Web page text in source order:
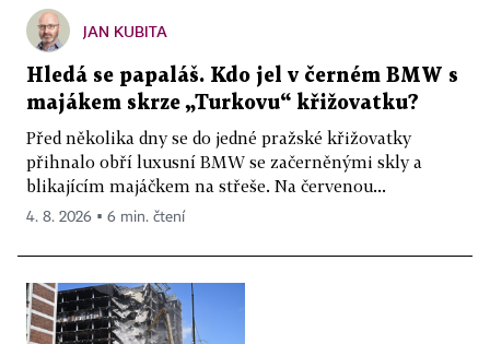
JAN KUBITA
Hledá se papaláš. Kdo jel v černém BMW s
majákem skrze „Turkovu“ křižovatku?
Před několika dny se do jedné pražské křižovatky
přihnalo obří luxusní BMW se začerněnými skly a
blikajícím majáčkem na střeše. Na červenou...
4. 8. 2026 ▪ 6 min. čtení